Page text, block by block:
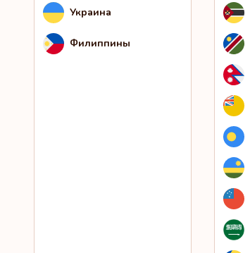
Украина
Филиппины